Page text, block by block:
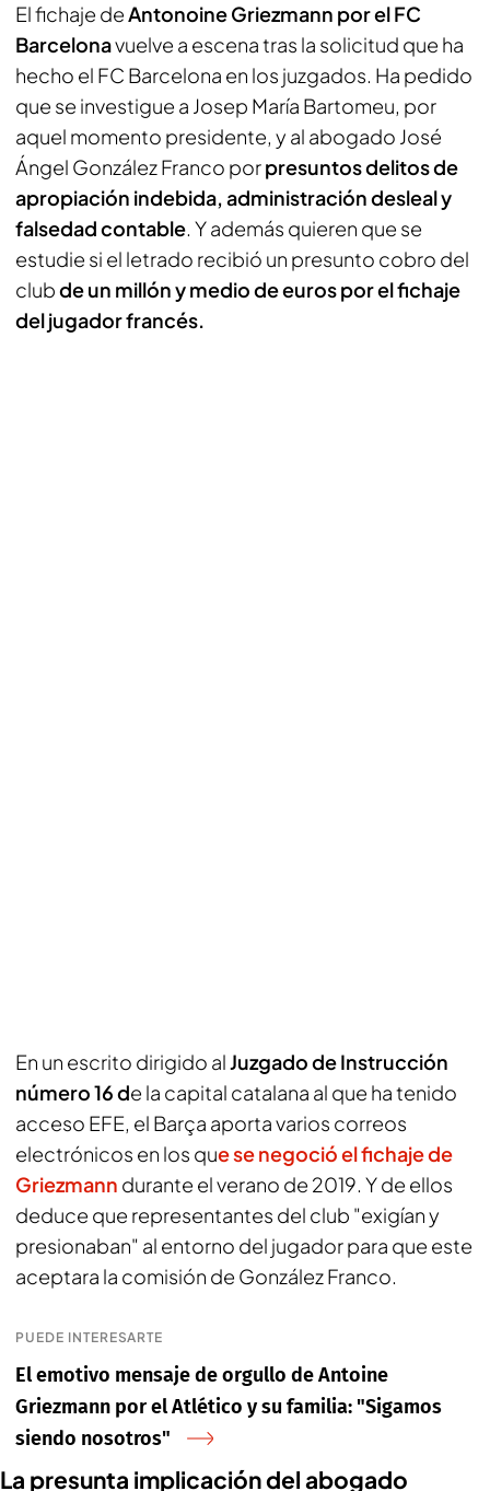
El fichaje deAntonoine Griezmann por el FC
Barcelonavuelve a escena tras la solicitud que ha
hecho el FC Barcelona en los juzgados. Ha pedido
que se investigue a Josep María Bartomeu, por
aquel momento presidente, y al abogado José
Ángel González Franco porpresuntos delitos de
apropiación indebida, administración desleal y
falsedad contable. Y además quieren que se
estudie si el letrado recibió un presunto cobro del
clubde un millón y medio de euros por el fichaje
del jugador francés.
En un escrito dirigido alJuzgado de Instrucción
número 16 de la capital catalana al que ha tenido
acceso EFE, el Barça aporta varios correos
electrónicos en los que se negoció el fichaje de
Griezmann durante el verano de 2019. Y de ellos
deduce que representantes del club "exigían y
presionaban" al entorno del jugador para que este
aceptara la comisión de González Franco.
PUEDE INTERESARTE
El emotivo mensaje de orgullo de Antoine
Griezmann por el Atlético y su familia: "Sigamos
siendo nosotros"
La presunta implicación del abogado